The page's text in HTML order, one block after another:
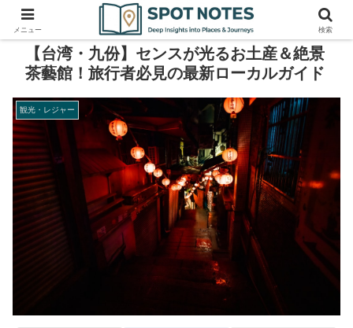
【台湾・九份】センスが光るお土産＆絶景
茶藝館！旅行者必見の最新ローカルガイド
観光・レジャー
メニュー 検索